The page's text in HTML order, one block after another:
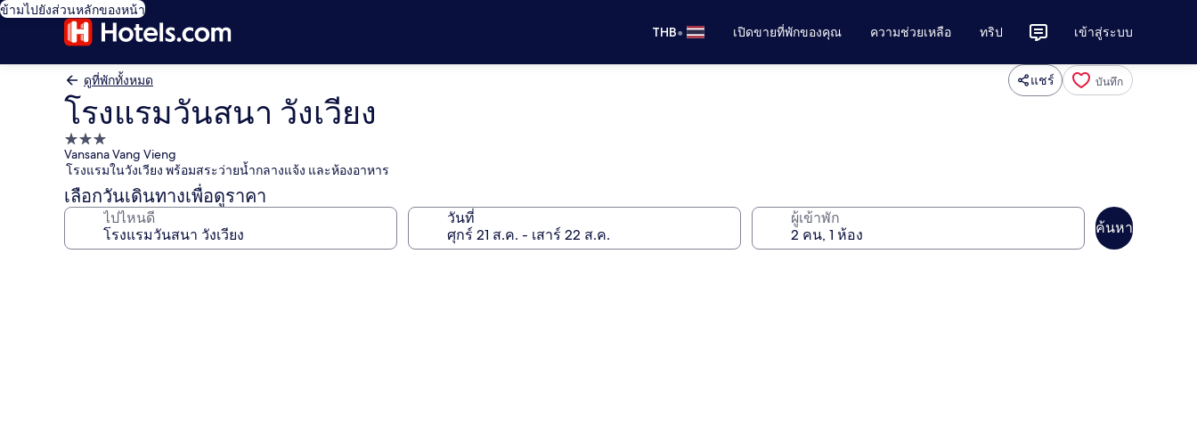
ข้ามไปยังส่วนหลักของหน้า
THB• เปิดขายที่พักของคุณ ความช่วยเหลือ ทริป เข้าสู่ระบบ
ดูที่พักทั้งหมด แชร์ บันทึก
โรงแรมวันสนา วังเวียง
ที่พัก
3.0
ดาว
Vansana Vang Vieng
โรงแรมในวังเวียง พร้อมสระว่ายน้ำกลางแจ้ง และห้องอาหาร
เลือกวันเดินทางเพื่อดูราคา
ไปไหนดี วันที่ ผู้เข้าพัก
ค้นหา